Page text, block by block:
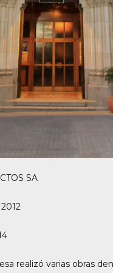
SA
realizó varias obras